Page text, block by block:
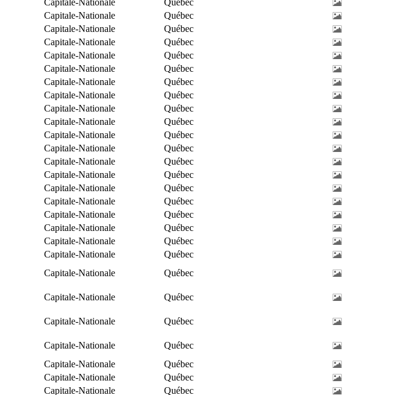
Capitale-Nationale
Québec
Capitale-Nationale
Québec
Capitale-Nationale
Québec
Capitale-Nationale
Québec
Capitale-Nationale
Québec
Capitale-Nationale
Québec
Capitale-Nationale
Québec
Capitale-Nationale
Québec
Capitale-Nationale
Québec
Capitale-Nationale
Québec
Capitale-Nationale
Québec
Capitale-Nationale
Québec
Capitale-Nationale
Québec
Capitale-Nationale
Québec
Capitale-Nationale
Québec
Capitale-Nationale
Québec
Capitale-Nationale
Québec
Capitale-Nationale
Québec
Capitale-Nationale
Québec
Capitale-Nationale
Québec
Capitale-Nationale
Québec
Capitale-Nationale
Québec
Capitale-Nationale
Québec
Capitale-Nationale
Québec
Capitale-Nationale
Québec
Capitale-Nationale
Québec
Capitale-Nationale Québec